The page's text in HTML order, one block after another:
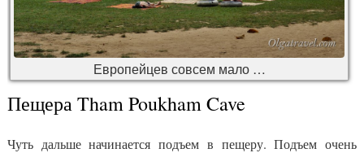
Европейцев совсем мало …
Пещера Tham Poukham Cave
Чуть дальше начинается подъем в пещеру. Подъем очень